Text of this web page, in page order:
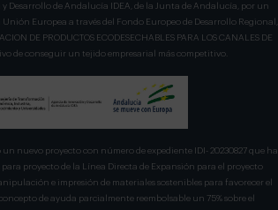
Desarrollo de Andalucía IDEA, de la Junta de Andalucía, por un
Europea a través del Fondo Europeo de Desarrollo Regional,
DE PRODUCTOS ECODESECHABLES PARA LOS CANALES DE
de conseguir un tejido empresarial más competitivo.
un nuevo proyecto con número de expediente IDI- 20230827 que ha
proyecto de la Línea Directa de Expansión para el proyecto
e impresión de materiales sostenibles para favorecer el
de ayuda parcialmente reembolsable un 75% sobre el